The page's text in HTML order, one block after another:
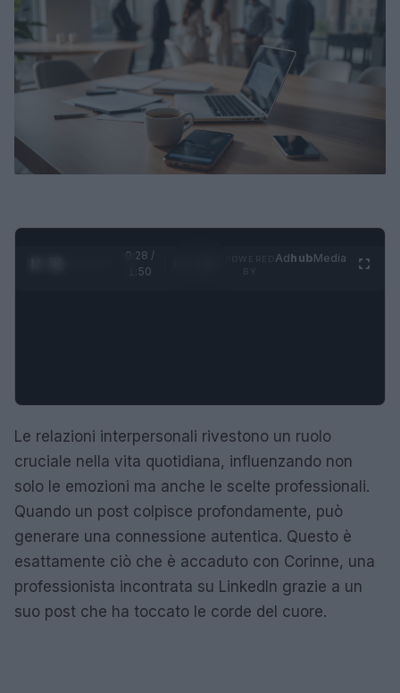
0:29 /
1:50
AdhubMedia
Le relazioni interpersonali rivestono un ruolo
cruciale nella vita quotidiana, influenzando non
solo le emozioni ma anche le scelte professionali.
Quando un post colpisce profondamente, può
generare una connessione autentica. Questo è
esattamente ciò che è accaduto con Corinne, una
professionista incontrata su LinkedIn grazie a un
suo post che ha toccato le corde del cuore.